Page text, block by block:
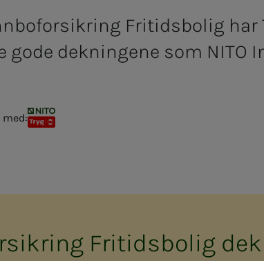
Fritidsbolig har
gode dekningene som NITO
forsikring
Fri­­­tids­­­bo­­­lig